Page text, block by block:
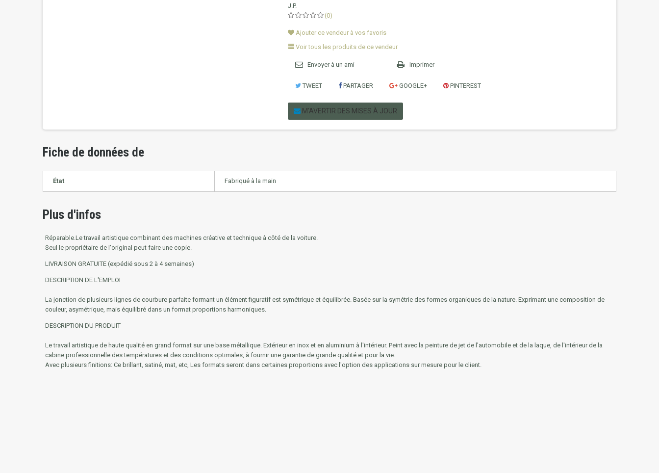
J.P.
(0)
Ajouter ce vendeur à vos favoris
Voir tous les produits de ce vendeur
Envoyer à un ami Imprimer
TWEET PARTAGER GOOGLE+ PINTEREST
M'AVERTIR DES MISES À JOUR
Fiche de données de
État Fabriqué à la main
Plus d'infos
Réparable.Le travail artistique combinant des machines créative et technique à côté de la voiture.
Seul le propriétaire de l'original peut faire une copie.
LIVRAISON GRATUITE (expédié sous 2 à 4 semaines)
DESCRIPTION DE L'EMPLOI
La jonction de plusieurs lignes de courbure parfaite formant un élément figuratif est symétrique et équilibrée. Basée sur la symétrie des formes organiques de la nature. Exprimant une composition de
couleur, asymétrique, mais équilibré dans un format proportions harmoniques.
DESCRIPTION DU PRODUIT
Le travail artistique de haute qualité en grand format sur une base métallique. Extérieur en inox et en aluminium à l'intérieur. Peint avec la peinture de jet de l'automobile et de la laque, de l'intérieur de la
cabine professionnelle des températures et des conditions optimales, à fournir une garantie de grande qualité et pour la vie.
Avec plusieurs finitions: Ce brillant, satiné, mat, etc, Les formats seront dans certaines proportions avec l'option des applications sur mesure pour le client.